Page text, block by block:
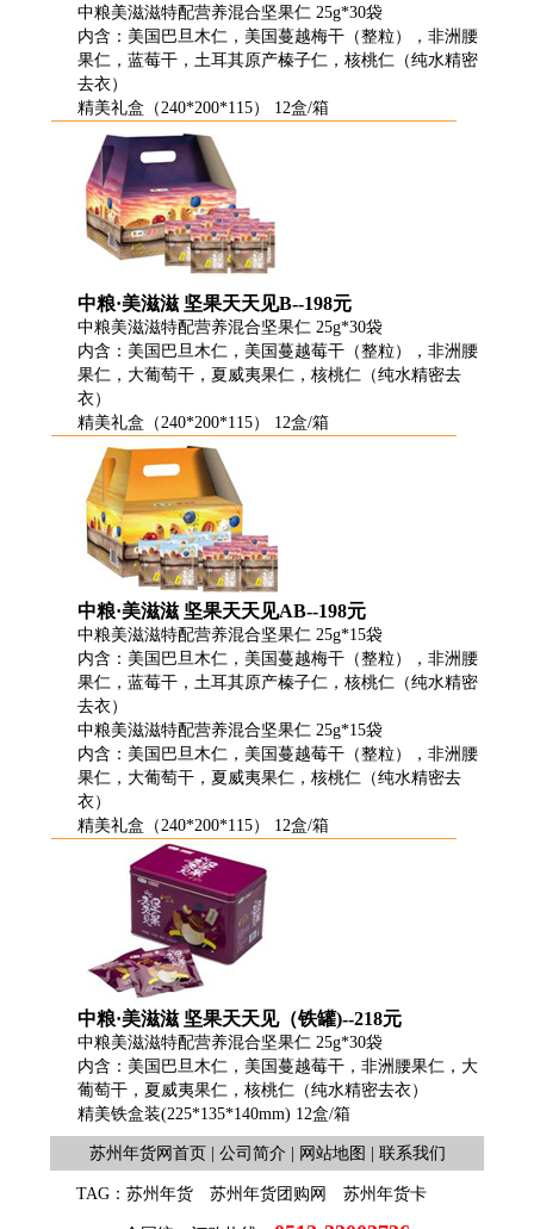
中粮美滋滋特配营养混合坚果仁 25g*30袋
内含：美国巴旦木仁，美国蔓越梅干（整粒），非洲腰
果仁，蓝莓干，土耳其原产榛子仁，核桃仁（纯水精密
去衣）
精美礼盒（240*200*115） 12盒/箱
中粮·美滋滋 坚果天天见B--198元
中粮美滋滋特配营养混合坚果仁 25g*30袋
内含：美国巴旦木仁，美国蔓越莓干（整粒），非洲腰
果仁，大葡萄干，夏威夷果仁，核桃仁（纯水精密去
衣）
精美礼盒（240*200*115） 12盒/箱
中粮·美滋滋 坚果天天见AB--198元
中粮美滋滋特配营养混合坚果仁 25g*15袋
内含：美国巴旦木仁，美国蔓越梅干（整粒），非洲腰
果仁，蓝莓干，土耳其原产榛子仁，核桃仁（纯水精密
去衣）
中粮美滋滋特配营养混合坚果仁 25g*15袋
内含：美国巴旦木仁，美国蔓越莓干（整粒），非洲腰
果仁，大葡萄干，夏威夷果仁，核桃仁（纯水精密去
衣）
精美礼盒（240*200*115） 12盒/箱
中粮·美滋滋 坚果天天见（铁罐)--218元
中粮美滋滋特配营养混合坚果仁 25g*30袋
内含：美国巴旦木仁，美国蔓越莓干，非洲腰果仁，大
葡萄干，夏威夷果仁，核桃仁（纯水精密去衣）
精美铁盒装(225*135*140mm) 12盒/箱
苏州年货网首页 公司简介 网站地图 联系我们
TAG： 苏州年货 苏州年货团购网 苏州年货卡